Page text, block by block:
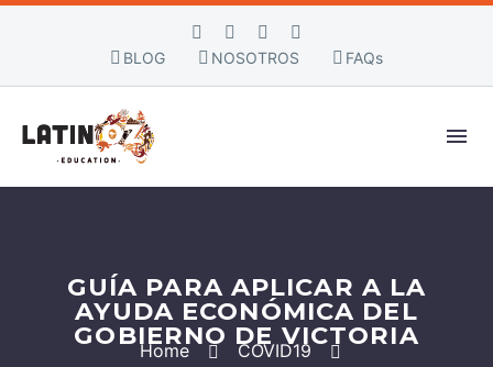
BLOG NOSOTROS FAQs
GUÍA PARA APLICAR A LA
AYUDA ECONÓMICA DEL
GOBIERNO DE VICTORIA
Home
COVID19